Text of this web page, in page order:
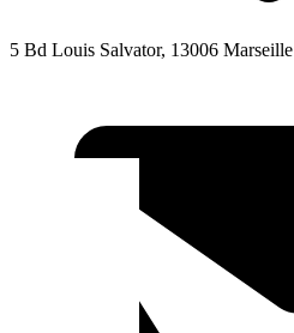
5 Bd Louis Salvator, 13006 Marseille